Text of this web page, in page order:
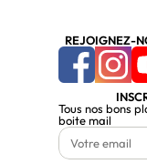
REJOIGNEZ-
Tous nos bons
boite mail